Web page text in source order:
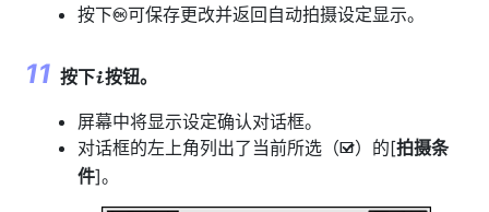
按下J可保存更改并返回自动拍摄设定显示。
按下i按钮。
屏幕中将显示设定确认对话框。
对话框的左上角列出了当前所选（M）的[拍摄条
件]。